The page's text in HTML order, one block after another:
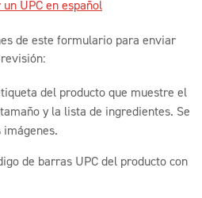
UPC en español
de este formulario para enviar
del producto que muestre el
y la lista de ingredientes. Se
de barras UPC del producto con